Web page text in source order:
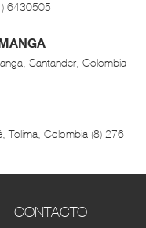
6430505
Santander, Colombia
Tolima, Colombia (8) 276
La Esmeralda,
Colombia
CONTACTO